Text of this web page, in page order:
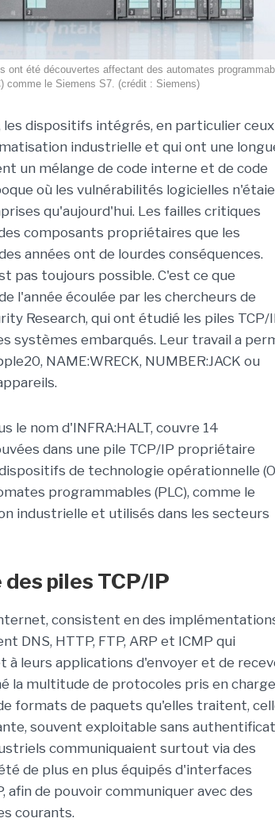
ont été découvertes affectant des automates
comme le Siemens S7. (crédit : Siemens)
les dispositifs intégrés, en particulier ceux
industrielle et qui ont une
un mélange de code interne et de code
où les vulnérabilités logicielles
qu'aujourd'hui. Les failles critiques
composants propriétaires que les
années ont de lourdes conséquences.
pas toujours possible. C'est ce que
l'année écoulée par les chercheurs de
Research, qui ont étudié les piles TCP/
systèmes embarqués. Leur travail a
NAME:WRECK, NUMBER:JACK ou
le nom d'INFRA:HALT, couvre 14
dans une pile TCP/IP propriétaire
de technologie opérationnelle
programmables (PLC), comme le
industrielle et utilisés dans les secteurs
des piles TCP/IP
consistent en des
DNS, HTTP, FTP, ARP et ICMP qui
leurs applications d'envoyer et de
la multitude de protocoles pris en charge
formats de paquets qu'elles traitent,
souvent exploitable sans
communiquaient surtout via des
de plus en plus équipés d'interfaces
de pouvoir communiquer avec des
courants.